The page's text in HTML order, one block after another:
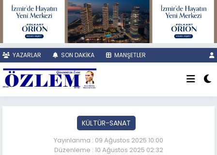
YAZARLAR SON DAKİKA MANŞETLER
KÜLTÜR-SANAT
Yayınlanma : 09 Ağustos 2025 10:00
Düzenleme : 10 Ağustos 2025 02:32